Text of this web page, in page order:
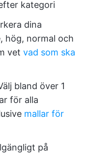
kategori
dina
hög, normal och
vet vad som ska
bland över 1
för alla
mallar för
på